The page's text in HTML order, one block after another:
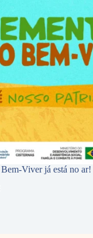
Viver já está no ar!